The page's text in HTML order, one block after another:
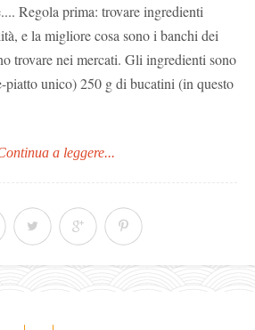
Regola prima: trovare ingredienti
e la migliore cosa sono i banchi dei
trovare nei mercati. Gli ingredienti sono
piatto unico) 250 g di bucatini (in questo
a leggere...